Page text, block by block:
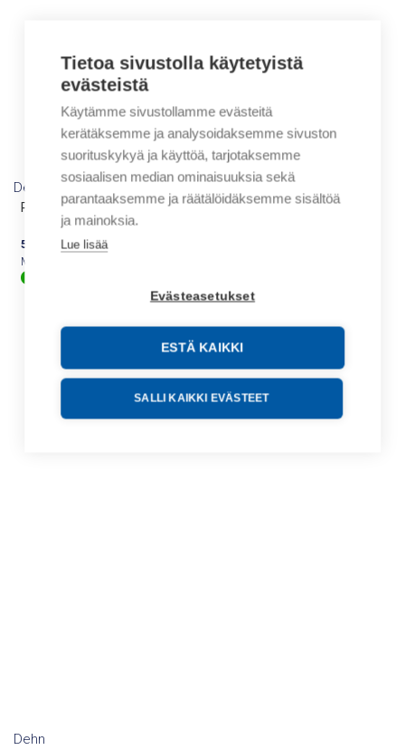
Tietoa sivustolla käytetyistä
evästeistä
Käytämme sivustollamme evästeitä
kerätäksemme ja analysoidaksemme sivuston
suorituskykyä ja käyttöä, tarjotaksemme
sosiaalisen median ominaisuuksia sekä
parantaaksemme ja räätälöidäksemme sisältöä
ja mainoksia.
Lue lisää
Evästeasetukset
ESTÄ KAIKKI
SALLI KAIKKI EVÄSTEET
Dehn
PHG2 10 VOLTAGE DETECTOR
571,54€/ myyntierä
Myyntierä sis. 1 KPL
Dehn